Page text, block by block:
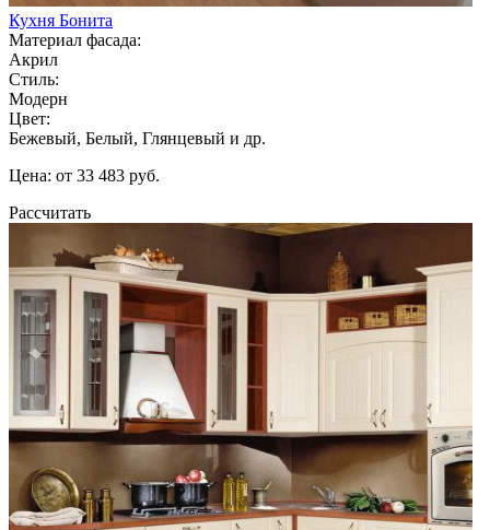
Кухня Бонита
Материал фасада:
Акрил
Стиль:
Модерн
Цвет:
Бежевый, Белый, Глянцевый и др.
Цена: от 33 483 руб.
Рассчитать